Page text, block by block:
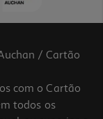
/ Cartão
com o Cartão
todos os